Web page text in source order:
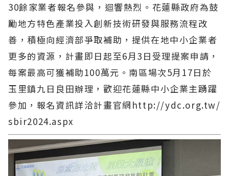
30餘家業者報名參與，迴響熱烈。花蓮縣政府為鼓
勵地方特色產業投入創新技術研發與服務流程改
善，積極向經濟部爭取補助，提供在地中小企業者
更多的資源，計畫即日起至6月3日受理提案申請，
每案最高可獲補助100萬元。南區場次5月17日於
玉里鎮九日良田辦理，歡迎花蓮縣中小企業主踴躍
參加，報名資訊詳洽計畫官網http://ydc.org.tw/
sbir2024.aspx